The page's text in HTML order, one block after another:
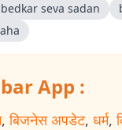
seva sadan
App :
, बिजनेस अपडेट, धर्म,